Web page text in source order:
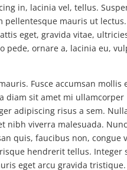
in, lacinia vel, tellus.
pellentesque mauris ut
eget, gravida vitae,
pede, ornare a, lacinia eu,
Fusce accumsan mollis
diam sit amet mi ullamcorper
adipiscing risus a sem.
nibh viverra malesuada.
quis, faucibus non, congue
hendrerit tellus. Integer
eget arcu gravida